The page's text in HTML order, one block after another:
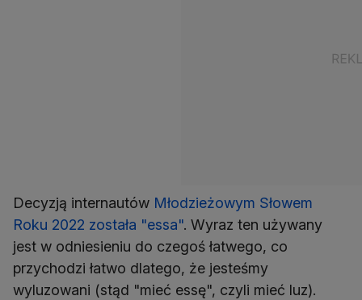
Decyzją internautów Młodzieżowym Słowem
Roku 2022 została "essa". Wyraz ten używany
jest w odniesieniu do czegoś łatwego, co
przychodzi łatwo dlatego, że jesteśmy
wyluzowani (stąd "mieć essę", czyli mieć luz).